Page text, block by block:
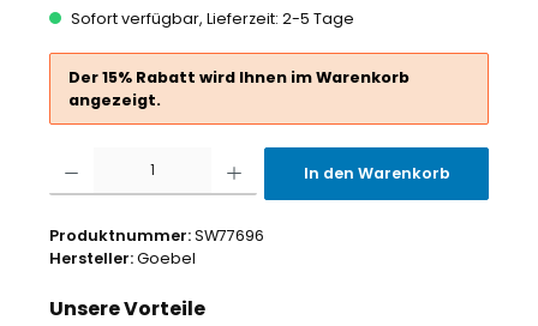
Sofort verfügbar, Lieferzeit: 2-5 Tage
Der 15% Rabatt wird Ihnen im Warenkorb
angezeigt.
Produkt Anzahl: Gib den gewünschten Wert ein oder benutze die Schaltflächen
In den Warenkorb
Produktnummer:SW77696
Hersteller:Goebel
Unsere Vorteile